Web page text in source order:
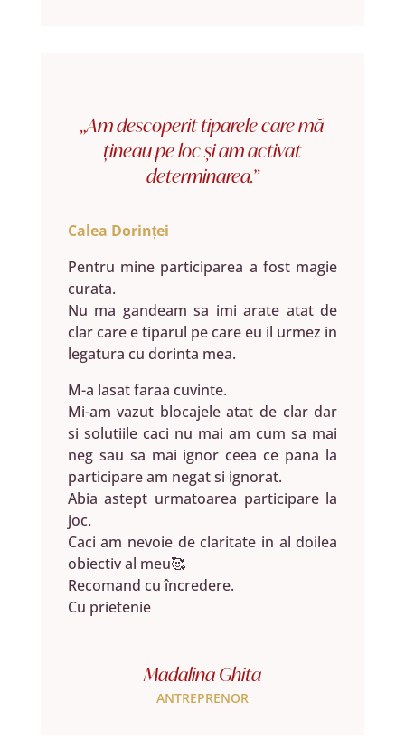
„Am descoperit tiparele care mă
țineau pe loc și am activat
determinarea.”
Calea Dorinței
Pentru mine participarea a fost magie
curata.
Nu ma gandeam sa imi arate atat de
clar care e tiparul pe care eu il urmez in
legatura cu dorinta mea.
M-a lasat faraa cuvinte.
Mi-am vazut blocajele atat de clar dar
si solutiile caci nu mai am cum sa mai
neg sau sa mai ignor ceea ce pana la
participare am negat si ignorat.
Abia astept urmatoarea participare la
joc.
Caci am nevoie de claritate in al doilea
obiectiv al meu🥰
Recomand cu încredere.
Cu prietenie
Madalina Ghita
ANTREPRENOR